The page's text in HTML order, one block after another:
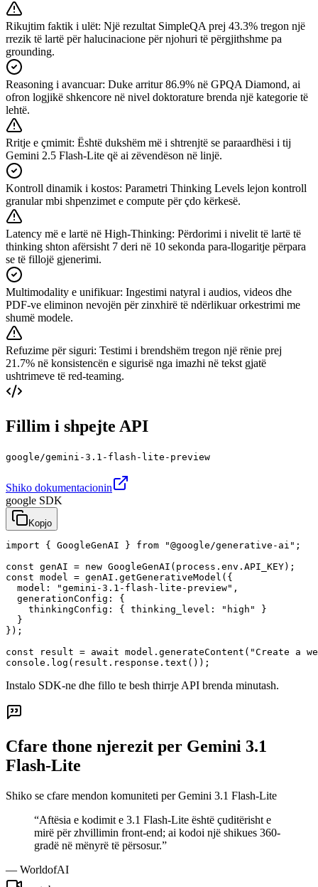
Rikujtim faktik i ulët: Një rezultat SimpleQA prej 43.3% tregon një
rrezik të lartë për halucinacione për njohuri të përgjithshme pa
grounding.
Reasoning i avancuar: Duke arritur 86.9% në GPQA Diamond, ai
ofron logjikë shkencore në nivel doktorature brenda një kategorie të
lehtë.
Rritje e çmimit: Është dukshëm më i shtrenjtë se paraardhësi i tij
Gemini 2.5 Flash-Lite që ai zëvendëson në linjë.
Kontroll dinamik i kostos: Parametri Thinking Levels lejon kontroll
granular mbi shpenzimet e compute për çdo kërkesë.
Latency më e lartë në High-Thinking: Përdorimi i nivelit të lartë të
thinking shton afërsisht 7 deri në 10 sekonda para-llogaritje përpara
se të fillojë gjenerimi.
Multimodality e unifikuar: Ingestimi natyral i audios, videos dhe
PDF-ve eliminon nevojën për zinxhirë të ndërlikuar orkestrimi me
shumë modele.
Refuzime për siguri: Testimi i brendshëm tregon një rënie prej
21.7% në konsistencën e sigurisë nga imazhi në tekst gjatë
ushtrimeve të red-teaming.
Fillim i shpejte API
google/gemini-3.1-flash-lite-preview
Shiko dokumentacionin
google SDK
Kopjo
import { GoogleGenAI } from "@google/generative-ai";
const genAI = new GoogleGenAI(process.env.API_KEY);
const model = genAI.getGenerativeModel({
  model: "gemini-3.1-flash-lite-preview",
  generationConfig: {
    thinkingConfig: { thinking_level: "high" }
  }
});
const result = await model.generateContent("Create a
console.log(result.response.text());
Instalo SDK-ne dhe fillo te besh thirrje API brenda minutash.
Cfare thone njerezit per Gemini 3.1
Flash-Lite
Shiko se cfare mendon komuniteti per Gemini 3.1 Flash-Lite
“Aftësia e kodimit e 3.1 Flash-Lite është çuditërisht e
mirë për zhvillimin front-end; ai kodoi një shikues 360-
gradë në mënyrë të përsosur.”
— WorldofAI